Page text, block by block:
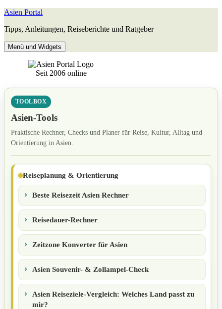
Zum
springen
Asien Portal
Tipps, Anleitungen, Reiseberichte und Ratgeber
Menü und Widgets
Seit 2006 online
TOOLBOX
Asien-Tools
Praktische Rechner, Checks und Planer für Reise, Kultur, Alltag und
Orientierung in Asien.
Reiseplanung & Orientierung
Beste Reisezeit Asien Rechner
Reisedauer-Rechner
Zeitzone Konverter für Asien
Asien Souvenir- & Zollampel-Check
Asien Reiseziele-Vergleich: Welches Land passt zu
mir?